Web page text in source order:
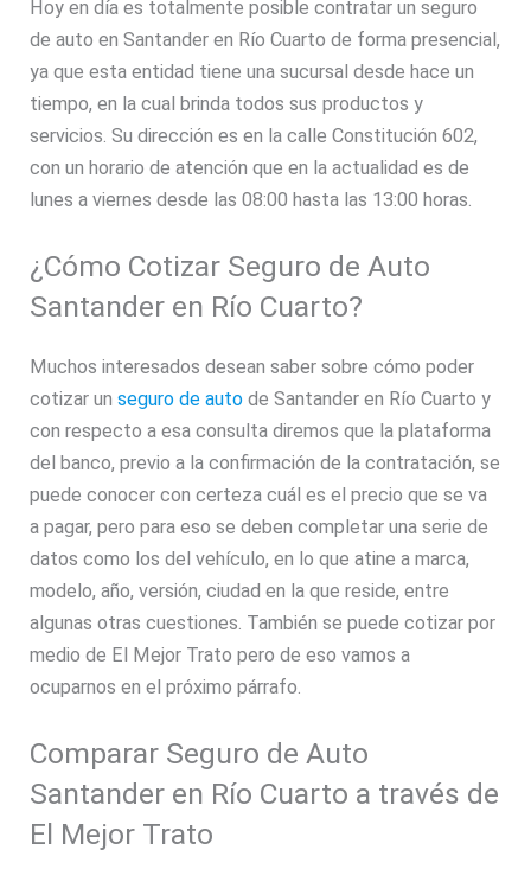
Hoy en día es totalmente posible contratar un seguro
de auto en Santander en Río Cuarto de forma presencial,
ya que esta entidad tiene una sucursal desde hace un
tiempo, en la cual brinda todos sus productos y
servicios. Su dirección es en la calle Constitución 602,
con un horario de atención que en la actualidad es de
lunes a viernes desde las 08:00 hasta las 13:00 horas.
¿Cómo Cotizar Seguro de Auto
Santander en Río Cuarto?
Muchos interesados desean saber sobre cómo poder
cotizar unseguro de auto de Santander en Río Cuarto y
con respecto a esa consulta diremos que la plataforma
del banco, previo a la confirmación de la contratación, se
puede conocer con certeza cuál es el precio que se va
a pagar, pero para eso se deben completar una serie de
datos como los del vehículo, en lo que atine a marca,
modelo, año, versión, ciudad en la que reside, entre
algunas otras cuestiones. También se puede cotizar por
medio de El Mejor Trato pero de eso vamos a
ocuparnos en el próximo párrafo.
Comparar Seguro de Auto
Santander en Río Cuarto a través de
El Mejor Trato